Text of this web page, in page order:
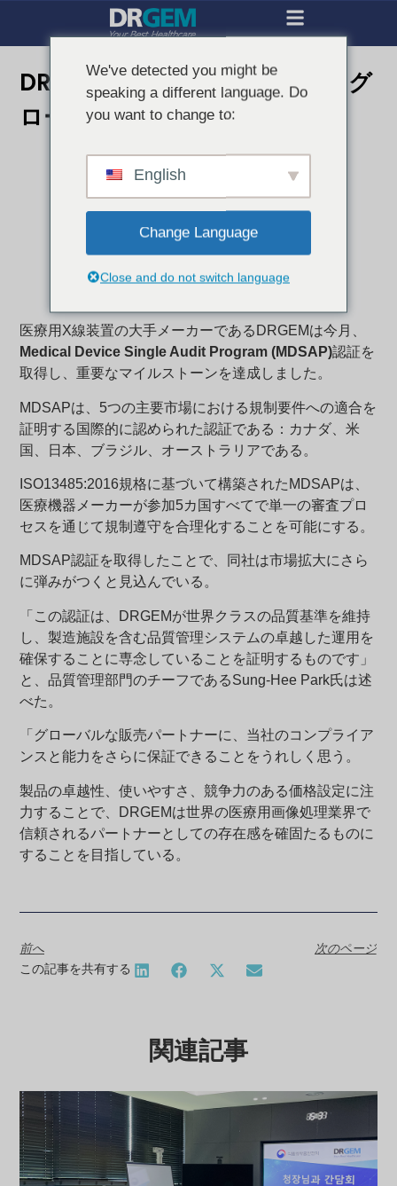
DRGEMがMDSAP認証を取得、グ
ローバル展開を加速
医療用X線装置の大手メーカーであるDRGEMは今月、
Medical Device Single Audit Program (MDSAP)認証を
取得し、重要なマイルストーンを達成しました。
MDSAPは、5つの主要市場における規制要件への適合を
証明する国際的に認められた認証である：カナダ、米
国、日本、ブラジル、オーストラリアである。
ISO13485:2016規格に基づいて構築されたMDSAPは、
医療機器メーカーが参加5カ国すべてで単一の審査プロ
セスを通じて規制遵守を合理化することを可能にする。
MDSAP認証を取得したことで、同社は市場拡大にさら
に弾みがつくと見込んでいる。
「この認証は、DRGEMが世界クラスの品質基準を維持
し、製造施設を含む品質管理システムの卓越した運用を
確保することに専念していることを証明するものです」
と、品質管理部門のチーフであるSung-Hee Park氏は述
べた。
「グローバルな販売パートナーに、当社のコンプライア
ンスと能力をさらに保証できることをうれしく思う。
製品の卓越性、使いやすさ、競争力のある価格設定に注
力することで、DRGEMは世界の医療用画像処理業界で
信頼されるパートナーとしての存在感を確固たるものに
することを目指している。
前へ
次のページ
この記事を共有する
関連記事
We've detected you might be
speaking a different language. Do
you want to change to:
English
Change Language
Close and do not switch language